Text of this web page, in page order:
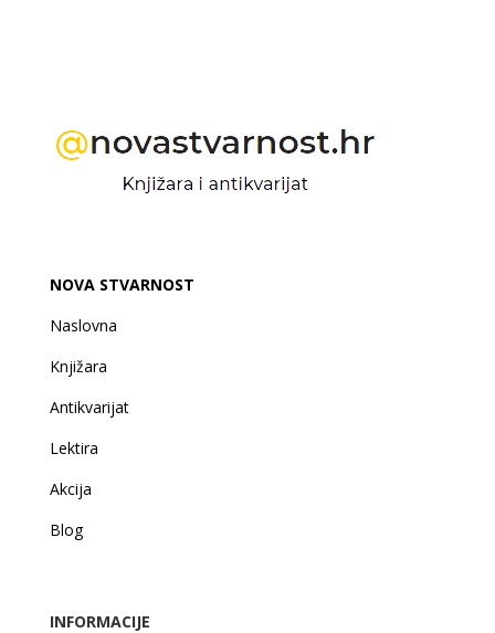
NOVA STVARNOST
Naslovna
Knjižara
Antikvarijat
Lektira
Akcija
Blog
INFORMACIJE